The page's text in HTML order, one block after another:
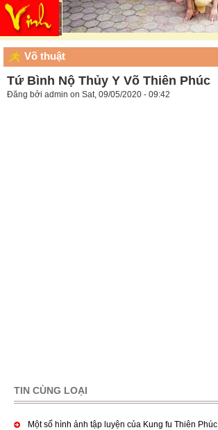
Võ thuật
Tứ Bình Nộ Thủy Y Võ Thiên Phúc
Đăng bởi admin on Sat, 09/05/2020 - 09:42
TIN CÙNG LOẠI
Một số hình ảnh tập luyện của Kung fu Thiên Phúc
Pages